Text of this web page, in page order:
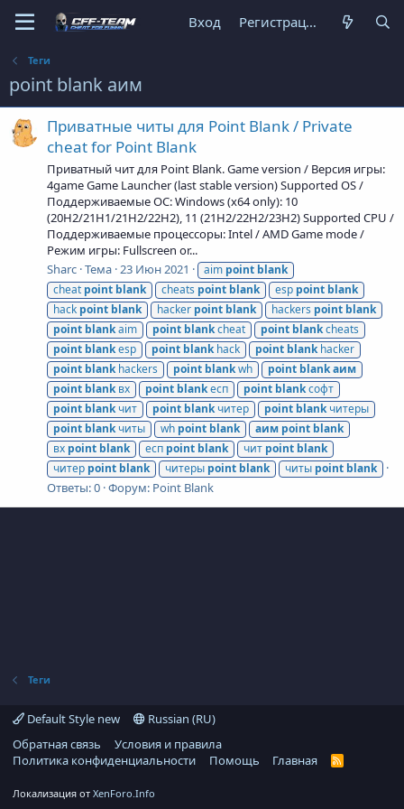
Вход Регистрация
Теги
point blank аим
Приватные читы для Point Blank / Private
cheat for Point Blank
Приватный чит для Point Blank. Game version / Версия игры:
4game Game Launcher (last stable version) Supported OS /
Поддерживаемые ОС: Windows (x64 only): 10
(20H2/21H1/21H2/22H2), 11 (21H2/22H2/23H2) Supported CPU /
Поддерживаемые процессоры: Intel / AMD Game mode /
Режим игры: Fullscreen or...
Sharc Тема 23 Июн 2021 aim point blank
cheat point blank cheats point blank esp point blank
hack point blank hacker point blank hackers point blank
point blankaim point blankcheat point blankcheats
point blankesp point blankhack point blankhacker
point blankhackers point blankwh point blankаим
point blankвх point blankесп point blankсофт
point blankчит point blankчитер point blankчитеры
point blankчиты wh point blank аим point blank
вх point blank есп point blank чит point blank
читер point blank читеры point blank читы point blank
Ответы: 0 Форум: Point Blank
Теги
Default Style new
Russian (RU)
Обратная связь
Условия и правила
Политика конфиденциальности
Помощь Главная
R
Локализация от XenForo.Info